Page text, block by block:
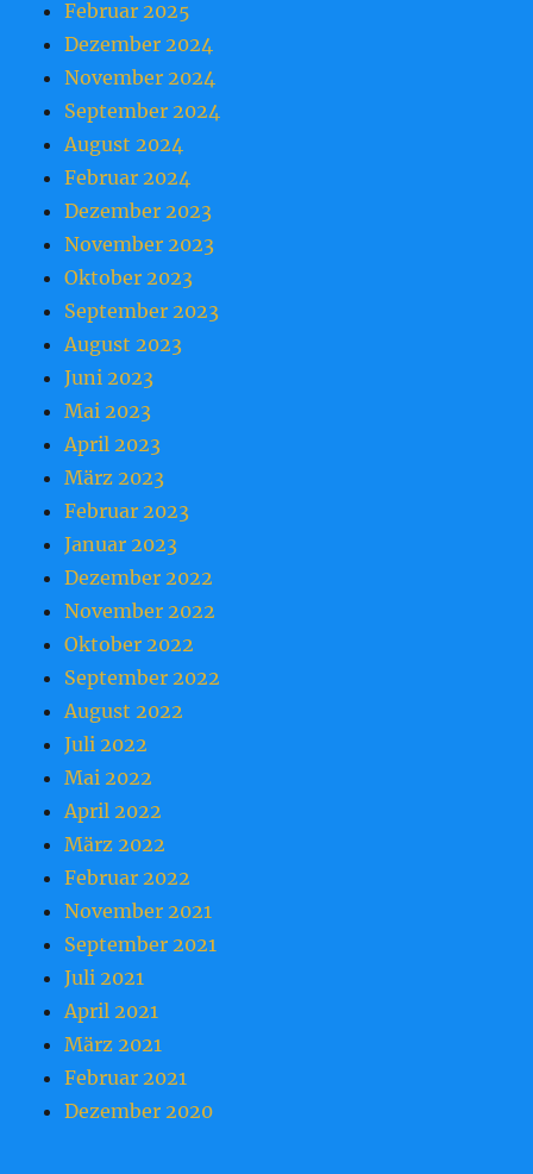
Februar 2025
Dezember 2024
November 2024
September 2024
August 2024
Februar 2024
Dezember 2023
November 2023
Oktober 2023
September 2023
August 2023
Juni 2023
Mai 2023
April 2023
März 2023
Februar 2023
Januar 2023
Dezember 2022
November 2022
Oktober 2022
September 2022
August 2022
Juli 2022
Mai 2022
April 2022
März 2022
Februar 2022
November 2021
September 2021
Juli 2021
April 2021
März 2021
Februar 2021
Dezember 2020